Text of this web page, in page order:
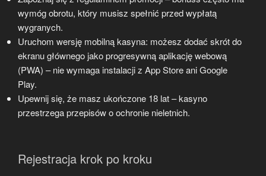
wymóg obrotu, który musisz spełnić przed wypłatą
wygranych.
Uruchom wersję mobilną kasyna: możesz dodać skrót do
ekranu głównego jako progresywną aplikację webową
(PWA) – nie wymaga instalacji z App Store ani Google
Play.
Upewnij się, że masz ukończone 18 lat – kasyno
przestrzega przepisów o ochronie nieletnich.
Rejestracja krok po kroku